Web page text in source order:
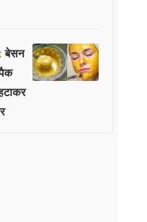
बेसन